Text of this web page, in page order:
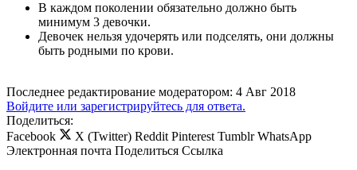
В каждом поколении обязательно должно быть
минимум 3 девочки.
Девочек нельзя удочерять или подселять, они должны
быть родными по крови.
Последнее редактирование модератором: 4 Авг 2018
Войдите или зарегистрируйтесь для ответа.
Поделиться:
Facebook
X (Twitter) Reddit Pinterest Tumblr WhatsApp
Электронная почта Поделиться Ссылка